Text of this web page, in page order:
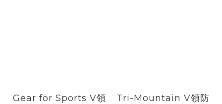
Gear for Sports V領
Tri-Mountain V領防